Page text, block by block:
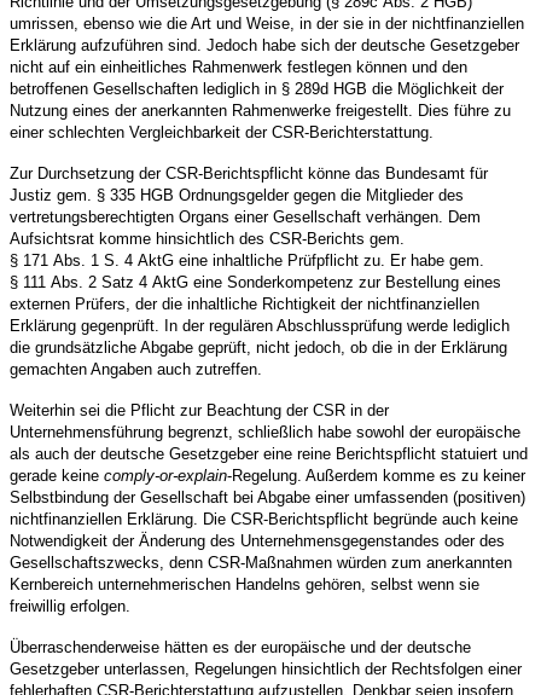
umrissen, ebenso wie die Art und Weise, in der sie in der nichtfinanziellen
Erklärung aufzuführen sind. Jedoch habe sich der deutsche Gesetzgeber
nicht auf ein einheitliches Rahmenwerk festlegen können und den
betroffenen Gesellschaften lediglich in § 289d HGB die Möglichkeit der
Nutzung eines der anerkannten Rahmenwerke freigestellt. Dies führe zu
einer schlechten Vergleichbarkeit der CSR-Berichterstattung.
Zur Durchsetzung der CSR-Berichtspflicht könne das Bundesamt für
Justiz gem. § 335 HGB Ordnungsgelder gegen die Mitglieder des
vertretungsberechtigten Organs einer Gesellschaft verhängen. Dem
Aufsichtsrat komme hinsichtlich des CSR-Berichts gem.
§ 171 Abs. 1 S. 4 AktG eine inhaltliche Prüfpflicht zu. Er habe gem.
§ 111 Abs. 2 Satz 4 AktG eine Sonderkompetenz zur Bestellung eines
externen Prüfers, der die inhaltliche Richtigkeit der nichtfinanziellen
Erklärung gegenprüft. In der regulären Abschlussprüfung werde lediglich
die grundsätzliche Abgabe geprüft, nicht jedoch, ob die in der Erklärung
gemachten Angaben auch zutreffen.
Weiterhin sei die Pflicht zur Beachtung der CSR in der
Unternehmensführung begrenzt, schließlich habe sowohl der europäische
als auch der deutsche Gesetzgeber eine reine Berichtspflicht statuiert und
gerade keine comply-or-explain-Regelung. Außerdem komme es zu keiner
Selbstbindung der Gesellschaft bei Abgabe einer umfassenden (positiven)
nichtfinanziellen Erklärung. Die CSR-Berichtspflicht begründe auch keine
Notwendigkeit der Änderung des Unternehmensgegenstandes oder des
Gesellschaftszwecks, denn CSR-Maßnahmen würden zum anerkannten
Kernbereich unternehmerischen Handelns gehören, selbst wenn sie
freiwillig erfolgen.
Überraschenderweise hätten es der europäische und der deutsche
Gesetzgeber unterlassen, Regelungen hinsichtlich der Rechtsfolgen einer
fehlerhaften CSR-Berichterstattung aufzustellen. Denkbar seien insofern